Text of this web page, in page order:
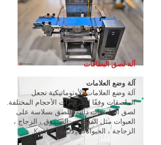
آلة لصق البطاقات
آلة وضع العلامات
آلة وضع العلامات الأوتوماتيكية تجعل
الملصقات وفقًا للحزم ذات الأحجام المختلفة.
لصق الملصقات ذاتية اللصق بسلاسة على
العبوات مثل القصدير ، الصندوق ، الزجاج ،
الزجاجة ، الحيوانات الأليفة ، Kueks.